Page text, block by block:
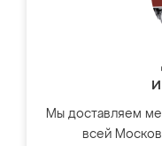
Мы доставляем
всей